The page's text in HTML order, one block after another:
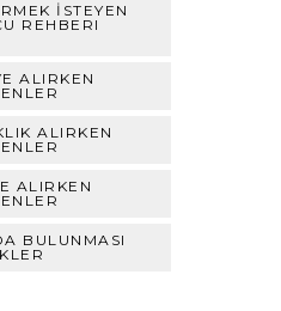
İSTEYEN
REHBERI
ALIRKEN
ALIRKEN
ALIRKEN
BULUNMASI